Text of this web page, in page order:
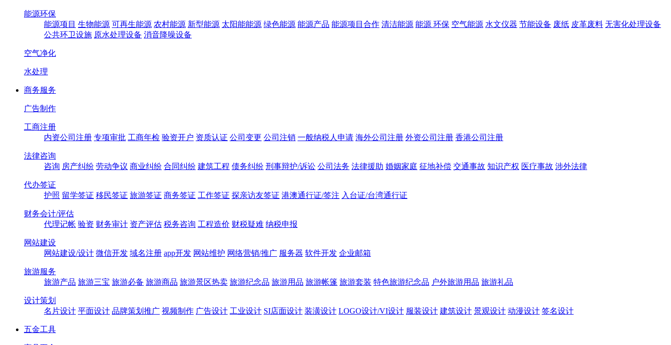
能源环保
能源项目 生物能源 可再生能源 农村能源 新型能源 太阳能能源 绿色能源 能源产品 能源项目合作 清洁能源 能源 环保 空气能源 水文仪器 节能设备 废纸 皮革废料 无害化处理设备
公共环卫设施 原水处理设备 消音降噪设备
空气净化
水处理
商务服务
广告制作
工商注册
内资公司注册 专项审批 工商年检 验资开户 资质认证 公司变更 公司注销 一般纳税人申请 海外公司注册 外资公司注册 香港公司注册
法律咨询
咨询 房产纠纷 劳动争议 商业纠纷 合同纠纷 建筑工程 债务纠纷 刑事辩护/诉讼 公司法务 法律援助 婚姻家庭 征地补偿 交通事故 知识产权 医疗事故 涉外法律
代办签证
护照 留学签证 移民签证 旅游签证 商务签证 工作签证 探亲访友签证 港澳通行证/签注 入台证/台湾通行证
财务会计/评估
代理记帐 验资 财务审计 资产评估 税务咨询 工程造价 财税疑难 纳税申报
网站建设
网站建设/设计 微信开发 域名注册 app开发 网站维护 网络营销/推广 服务器 软件开发 企业邮箱
旅游服务
旅游产品 旅游三宝 旅游必备 旅游商品 旅游景区热卖 旅游纪念品 旅游用品 旅游帐篷 旅游套装 特色旅游纪念品 户外旅游用品 旅游礼品
设计策划
名片设计 平面设计 品牌策划推广 视频制作 广告设计 工业设计 SI店面设计 装潢设计 LOGO设计/VI设计 服装设计 建筑设计 景观设计 动漫设计 签名设计
五金工具